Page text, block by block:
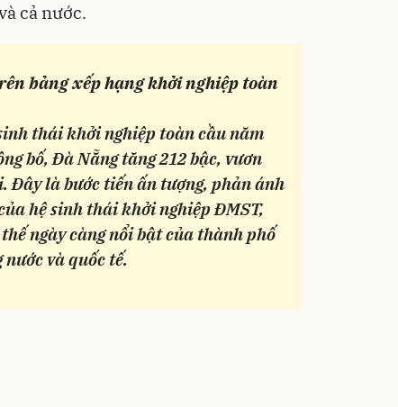
cả nước.
bảng xếp hạng khởi nghiệp toàn
thái khởi nghiệp toàn cầu năm
bố, Đà Nẵng tăng 212 bậc, vươn
Đây là bước tiến ấn tượng, phản ánh
hệ sinh thái khởi nghiệp ĐMST,
ngày càng nổi bật của thành phố
và quốc tế.